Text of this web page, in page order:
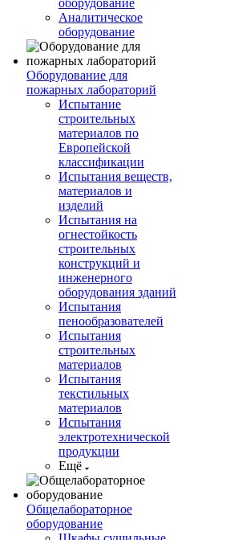
оборудование
Аналитическое
оборудование
Оборудование для
пожарных лабораторий
Испытание
строительных
материалов по
Европейской
классификации
Испытания веществ,
материалов и
изделий
Испытания на
огнестойкость
строительных
конструкций и
инженерного
оборудования зданий
Испытания
пенообразователей
Испытания
строительных
материалов
Испытания
текстильных
материалов
Испытания
электротехнической
продукции
Ещё
Общелабораторное
оборудование